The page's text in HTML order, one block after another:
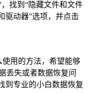
找到“隐藏文件和文件
驱动器”选项，并点击
用的方法，希望能够
丢失或者数据恢复问
到专业的小白数据恢复